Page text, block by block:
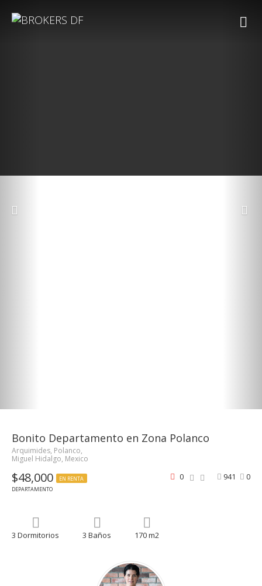
Bonito Departamento en Zona Polanco
Arquimides, Polanco,
Miguel Hidalgo, Mexico
$48,000
EN RENTA
DEPARTAMENTO
941 0
0
3 Dormitorios 3 Baños 170 m2